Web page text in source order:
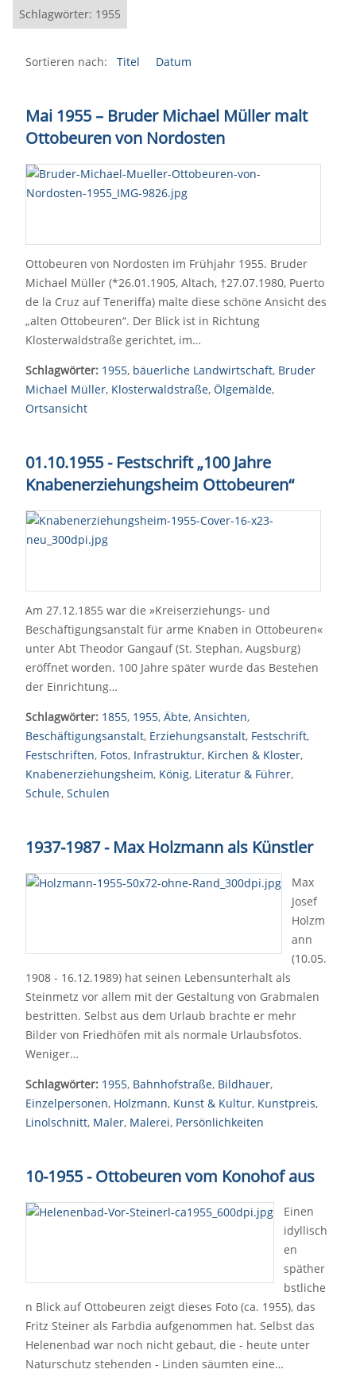
Schlagwörter: 1955
Sortieren nach: Titel Datum
Mai 1955 – Bruder Michael Müller malt
Ottobeuren von Nordosten
Ottobeuren von Nordosten im Frühjahr 1955. Bruder
Michael Müller (*26.01.1905, Altach, †27.07.1980, Puerto
de la Cruz auf Teneriffa) malte diese schöne Ansicht des
„alten Ottobeuren“. Der Blick ist in Richtung
Klosterwaldstraße gerichtet, im…
Schlagwörter: 1955, bäuerliche Landwirtschaft, Bruder
Michael Müller, Klosterwaldstraße, Ölgemälde,
Ortsansicht
01.10.1955 - Festschrift „100 Jahre
Knabenerziehungsheim Ottobeuren“
Am 27.12.1855 war die »Kreiserziehungs- und
Beschäftigungsanstalt für arme Knaben in Ottobeuren«
unter Abt Theodor Gangauf (St. Stephan, Augsburg)
eröffnet worden. 100 Jahre später wurde das Bestehen
der Einrichtung…
Schlagwörter: 1855, 1955, Äbte, Ansichten,
Beschäftigungsanstalt, Erziehungsanstalt, Festschrift,
Festschriften, Fotos, Infrastruktur, Kirchen & Kloster,
Knabenerziehungsheim, König, Literatur & Führer,
Schule, Schulen
1937-1987 - Max Holzmann als Künstler
Max
Josef
Holzm
ann
(10.05.
1908 - 16.12.1989) hat seinen Lebensunterhalt als
Steinmetz vor allem mit der Gestaltung von Grabmalen
bestritten. Selbst aus dem Urlaub brachte er mehr
Bilder von Friedhöfen mit als normale Urlaubsfotos.
Weniger…
Schlagwörter: 1955, Bahnhofstraße, Bildhauer,
Einzelpersonen, Holzmann, Kunst & Kultur, Kunstpreis,
Linolschnitt, Maler, Malerei, Persönlichkeiten
10-1955 - Ottobeuren vom Konohof aus
Einen
idyllisch
en
späther
bstliche
n Blick auf Ottobeuren zeigt dieses Foto (ca. 1955), das
Fritz Steiner als Farbdia aufgenommen hat. Selbst das
Helenenbad war noch nicht gebaut, die - heute unter
Naturschutz stehenden - Linden säumten eine…